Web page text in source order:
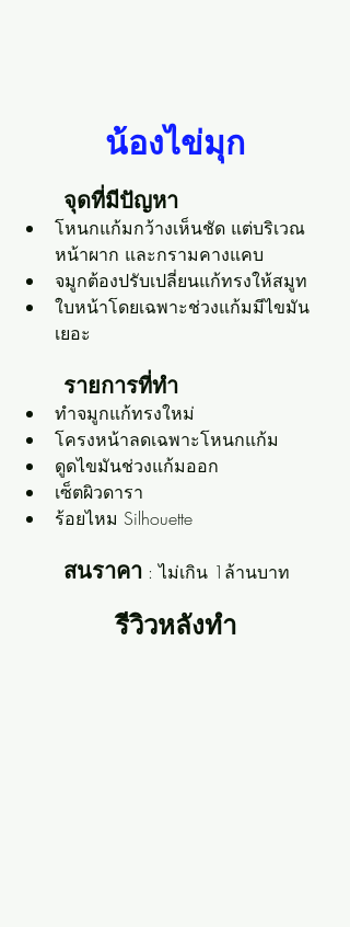
น้องไข่มุก
	จุดที่มีปัญหา
โหนกแก้มกว้างเห็นชัด แต่บริเวณ
หน้าผาก และกรามคางแคบ
จมูกต้องปรับเปลี่ยนแก้ทรงให้สมูท
ใบหน้าโดยเฉพาะช่วงแก้มมีไขมัน
เยอะ
รายการที่ทำ
ทำจมูกแก้ทรงใหม่
โครงหน้าลดเฉพาะโหนกแก้ม
ดูดไขมันช่วงแก้มออก
เซ็ตผิวดารา
ร้อยไหม Silhouette
สนราคา : ไม่เกิน 1ล้านบาท
รีวิวหลังทำ